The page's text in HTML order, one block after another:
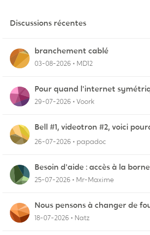
Discussions récentes
branchement cablé
03-08-2026 MD12
Pour quand l'internet
29-07-2026 Voork
Bell #1, videotron #2, voici
26-07-2026
papadoc
Besoin d'aide : accès à la
vérifier l'UPnP NAT Black Ops 2
25-07-2026 Mr-Maxime
Nous pensons à changer de
18-07-2026 Natz